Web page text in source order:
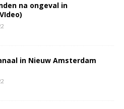
na ongeval in
in Nieuw Amsterdam